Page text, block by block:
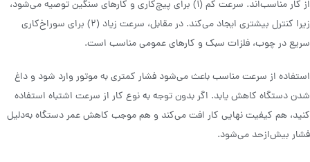
از کار مناسب‌اند. سرعت کم (۱) برای پیچ‌کاری و کارهای سنگین توصیه می‌شود،
زیرا کنترل بیشتری ایجاد می‌کند. در مقابل، سرعت زیاد (۲) برای سوراخ‌کاری
سریع در چوب، فلزات سبک و کارهای عمومی مناسب است.
استفاده از سرعت مناسب باعث می‌شود فشار کمتری به موتور وارد شود و داغ
شدن دستگاه کاهش یابد. اگر بدون توجه به نوع کار از سرعت اشتباه استفاده
کنید، هم کیفیت نهایی کار افت می‌کند و هم موجب کاهش عمر دستگاه به‌دلیل
فشار بیش‌ازحد می‌شود.